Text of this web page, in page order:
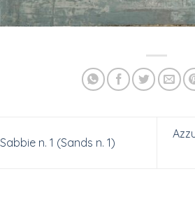
Sabbie n. 1 (Sands n. 1)